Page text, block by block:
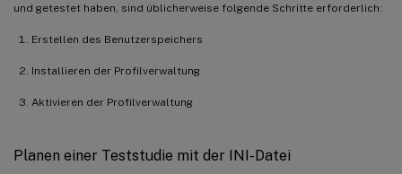
und getestet haben, sind üblicherweise folgende Schritte erforderlich:
Erstellen des Benutzerspeichers
Installieren der Profilverwaltung
Aktivieren der Profilverwaltung
Planen einer Teststudie mit der INI-Datei